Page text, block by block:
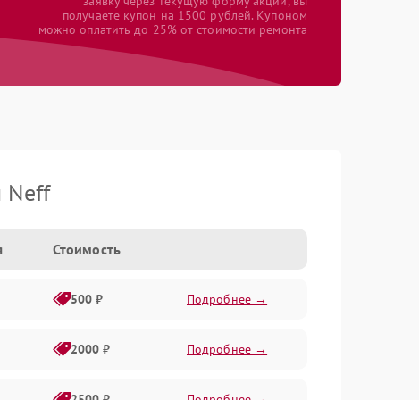
получаете купон на 1500 рублей. Купоном
можно оплатить до 25% от стоимости ремонта
Neff
Стоимость
500 ₽ Подробнее →
2000 ₽ Подробнее →